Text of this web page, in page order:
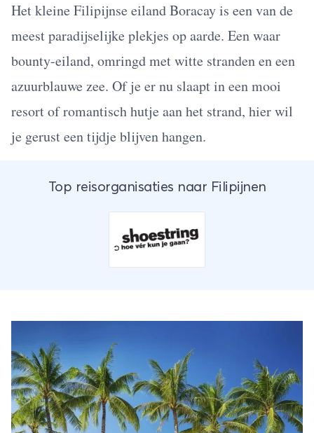
Het kleine Filipijnse eiland Boracay is een van de
meest paradijselijke plekjes op aarde. Een waar
bounty-eiland, omringd met witte stranden en een
azuurblauwe zee. Of je er nu slaapt in een mooi
resort of romantisch hutje aan het strand, hier wil
je gerust een tijdje blijven hangen.
Top reisorganisaties naar Filipijnen